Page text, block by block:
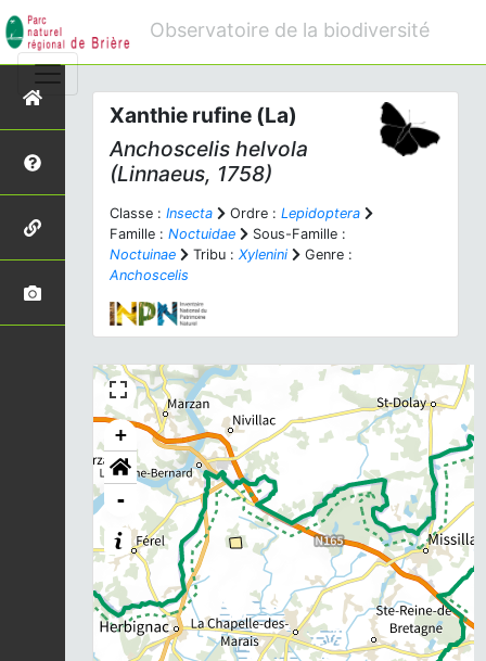
Observatoire de la biodiversité
Xanthie rufine (La)
Anchoscelis helvola
(Linnaeus, 1758)
Classe : Insecta Ordre : Lepidoptera
Famille : Noctuidae
Sous-Famille :
Noctuinae
Tribu : Xylenini
Genre :
Anchoscelis
+
-